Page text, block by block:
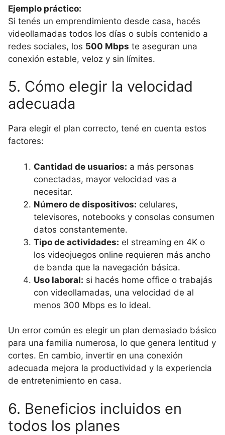
Ejemplo práctico:
Si tenés un emprendimiento desde casa, hacés
videollamadas todos los días o subís contenido a
redes sociales, los 500 Mbps te aseguran una
conexión estable, veloz y sin límites.
5. Cómo elegir la velocidad
adecuada
Para elegir el plan correcto, tené en cuenta estos
factores:
Cantidad de usuarios: a más personas
conectadas, mayor velocidad vas a
necesitar.
Número de dispositivos: celulares,
televisores, notebooks y consolas consumen
datos constantemente.
Tipo de actividades: el streaming en 4K o
los videojuegos online requieren más ancho
de banda que la navegación básica.
Uso laboral: si hacés home office o trabajás
con videollamadas, una velocidad de al
menos 300 Mbps es lo ideal.
Un error común es elegir un plan demasiado básico
para una familia numerosa, lo que genera lentitud y
cortes. En cambio, invertir en una conexión
adecuada mejora la productividad y la experiencia
de entretenimiento en casa.
6. Beneficios incluidos en
todos los planes